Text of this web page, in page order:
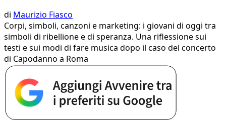
di Maurizio Fiasco
Corpi, simboli, canzoni e marketing: i giovani di oggi tra
simboli di ribellione e di speranza. Una riflessione sui
testi e sui modi di fare musica dopo il caso del concerto
di Capodanno a Roma